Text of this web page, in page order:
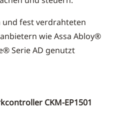
fest verdrahteten
wie Assa Abloy®
Serie AD genutzt
CKM-EP1501